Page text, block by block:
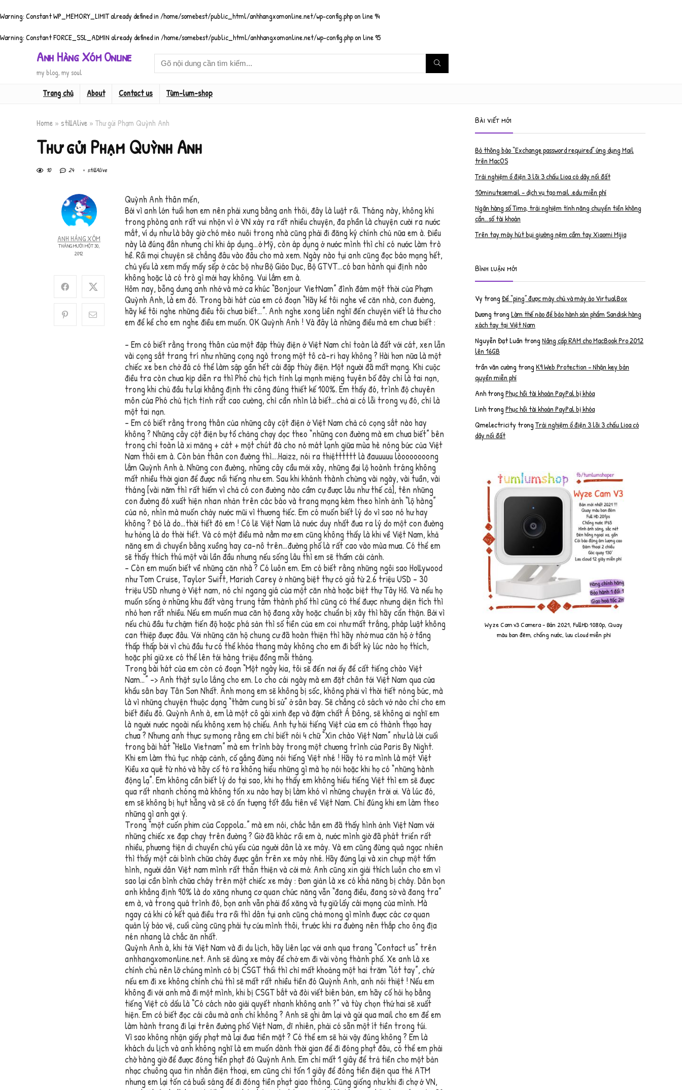
Warning: Constant WP_MEMORY_LIMIT already defined in/home/somebest/public_html/anhhangxomonline.net/wp-config.phpon line94
Warning: Constant FORCE_SSL_ADMIN already defined in/home/somebest/public_html/anhhangxomonline.net/wp-config.phpon line95
Anh Hàng Xóm Online
my blog, my soul
Trang chủ About Contact us Tùm-lum-shop
Home » stillAlive » Thư gửi Phạm Quỳnh Anh
Thư gửi Phạm Quỳnh Anh
10 24 stillAlive
ANH HÀNG XÓM
THÁNG MƯỜI MỘT 30,
2012
Quỳnh Anh thân mến,
Bởi vì anh lớn tuổi hơn em nên phải xưng bằng anh thôi, đây là luật rồi. Tháng này, không khí
trong phòng anh rất vui nhộn vì ở VN xảy ra rất nhiều chuyện, đa phần là chuyện cười ra nước
mắt, ví dụ như là bây giờ chó mèo nuôi trong nhà cũng phải đi đăng ký chính chủ nữa em à. Điều
này là đúng đắn nhưng chỉ khi áp dụng…ở Mỹ, còn áp dụng ở nước mình thì chỉ có nước làm trò
hề. Rồi mọi chuyện sẽ chẳng đâu vào đâu cho mà xem. Ngày nào tụi anh cũng đọc báo mạng hết,
chủ yếu là xem mấy mấy sếp ở các bộ như Bộ Giáo Dục, Bộ GTVT…có ban hành qui định nào
không hoặc là có trò gì mới hay không. Vui lắm em à.
Hôm nay, bỗng dưng anh nhớ và mở ca khúc “Bonjour VietNam” đình đám một thời của Phạm
Quỳnh Anh, là em đó. Trong bài hát của em có đoạn “Hãy kể tôi nghe về căn nhà, con đường,
hãy kể tôi nghe những điều tôi chưa biết…”. Anh nghe xong liền nghĩ đến chuyện viết lá thư cho
em để kể cho em nghe điều em muốn. OK Quỳnh Anh ! Và đây là những điều mà em chưa biết :
– Em có biết rằng trong thân của một đập thủy điện ở Việt Nam chỉ toàn là đất với cát, xen lẫn
vài cọng sắt trang trí như những cọng ngò trong một tô cà-ri hay không ? Hài hơn nữa là một
chiếc xe ben chở đá có thể làm sập gần hết cái đập thủy điện. Một người đã mất mạng. Khi cuộc
điều tra còn chưa kịp diễn ra thì Phó chủ tịch tỉnh lại mạnh miệng tuyên bố đây chỉ là tai nạn,
trong khi chủ đầu tư lại khẳng định thi công đúng thiết kế 100%. Em thấy đó, trình độ chuyên
môn của Phó chủ tịch tỉnh rất cao cường, chỉ cần nhìn là biết…chả ai có lỗi trong vụ đó, chỉ là
một tai nạn.
– Em có biết rằng trong thân của những cây cột điện ở Việt Nam chả có cọng sắt nào hay
không ? Những cây cột điện bự tổ chảng chạy dọc theo “những con đường mà em chưa biết” bên
trong chỉ toàn là xi măng + cát + một chút đá cho nó mát lạnh giữa mùa hè nóng bức của Việt
Nam thôi em à. Còn bản thân con đường thì….Haizz, nói ra thiệtttttt là đauuuuu lòooooooong
lắm Quỳnh Anh à. Những con đường, những cây cầu mới xây, những đại lộ hoành tráng không
mất nhiều thời gian để được nổi tiếng như em. Sau khi khánh thành chừng vài ngày, vài tuần, vài
tháng [vài năm thì rất hiếm vì chả có con đường nào cầm cự được lâu như thế cả], tên những
con đường đó xuất hiện nhan nhản trên các báo và trang mạng kèm theo hình ảnh “lộ hàng”
của nó, nhìn mà muốn chảy nước mũi vì thương tiếc. Em có muốn biết lý do vì sao nó hư hay
không ? Đó là do…thời tiết đó em ! Có lẽ Việt Nam là nước duy nhất đưa ra lý do một con đường
hư hỏng là do thời tiết. Và có một điều mà nằm mơ em cũng không thấy là khi về Việt Nam, khả
năng em di chuyển bằng xuồng hay ca-nô trên…đường phố là rất cao vào mùa mưa. Có thể em
sẽ thấy thích thú một vài lần đầu nhưng nếu sống lâu thì em sẽ thấm cái cảnh.
– Còn em muốn biết về những căn nhà ? Có luôn em. Em có biết rằng những ngôi sao Hollywood
như Tom Cruise, Taylor Swift, Mariah Carey ở những biệt thự có giá từ 2.6 triệu USD – 30
triệu USD nhưng ở Việt nam, nó chỉ ngang giá của một căn nhà hoặc biệt thự Tây Hồ. Và nếu họ
muốn sống ở những khu đất vàng trung tâm thành phố thì cũng có thể được nhưng diện tích thì
nhỏ hơn rất nhiều. Nếu em muốn mua căn hộ đang xây hoặc chuẩn bị xây thì hãy cẩn thận. Bởi vì
nếu chủ đầu tư chậm tiến độ hoặc phá sản thì số tiền của em coi như mất trắng, pháp luật không
can thiệp được đâu. Với những căn hộ chung cư đã hoàn thiện thì hãy nhớ mua căn hộ ở tầng
thấp thấp bởi vì chủ đầu tư có thể khóa thang máy không cho em đi bất kỳ lúc nào họ thích,
hoặc phí giữ xe có thể lên tới hàng triệu đồng mỗi tháng.
Trong bài hát của em còn có đoạn “Một ngày kia, tôi sẽ đến nơi ấy để cất tiếng chào Việt
Nam…” -> Anh thật sự lo lắng cho em. Lo cho cái ngày mà em đặt chân tới Việt Nam qua cửa
khẩu sân bay Tân Sơn Nhất. Anh mong em sẽ không bị sốc, không phải vì thời tiết nóng bức, mà
là vì những chuyện thuộc dạng “thâm cung bí sử” ở sân bay. Sẽ chẳng có sách vở nào chỉ cho em
biết điều đó. Quỳnh Anh à, em là một cô gái xinh đẹp và đậm chất Á Đông, sẽ không ai nghĩ em
là người nước ngoài nếu không xem hộ chiếu. Anh tự hỏi tiếng Việt của em có thành thạo hay
chưa ? Nhưng anh thực sự mong rằng em chỉ biết nói 4 chữ “Xin chào Việt Nam” như là lời cuối
trong bài hát “Hello Vietnam” mà em trình bày trong một chương trình của Paris By Night.
Khi em làm thủ tục nhập cảnh, cố gắng đừng nói tiếng Việt nhé ! Hãy tỏ ra mình là một Việt
Kiều xa quê từ nhỏ và hãy cố tỏ ra không hiểu những gì mà họ nói hoặc khi họ có “những hành
động lạ”. Em không cần biết lý do tại sao, khi họ thấy em không hiểu tiếng Việt thì em sẽ được
qua rất nhanh chóng mà không tốn xu nào hay bị làm khó vì những chuyện trời ơi. Và lúc đó,
em sẽ không bị hụt hẫng và sẽ có ấn tượng tốt đầu tiên về Việt Nam. Chỉ đúng khi em làm theo
những gì anh gợi ý.
Trong “một cuốn phim của Coppola..” mà em nói, chắc hẳn em đã thấy hình ảnh Việt Nam với
những chiếc xe đạp chạy trên đường ? Giờ đã khác rồi em à, nước mình giờ đã phát triển rất
nhiều, phương tiện di chuyển chủ yếu của người dân là xe máy. Và em cũng đừng quá ngạc nhiên
thì thấy một cái bình chữa cháy được gắn trên xe máy nhé. Hãy đứng lại và xin chụp một tấm
hình, người dân Việt nam mình rất thân thiện và cởi mở. Anh cũng xin giải thích luôn cho em vì
sao lại cần bình chữa cháy trên một chiếc xe máy : Đơn giản là xe có khả năng bị cháy. Dân bọn
anh khẳng định 90% là do xăng nhưng cơ quan chức năng vẫn “đang điều, đang sờ và đang tra”
em à, và trong quá trình đó, bọn anh vẫn phải đổ xăng và tự giữ lấy cái mạng của mình. Mà
ngay cả khi có kết quả điều tra rồi thì dân tụi anh cũng chả mong gì mình được các cơ quan
quản lý bảo vệ, cuối cùng cũng phải tự cứu mình thôi, trước khi ra đường nên thắp cho ông địa
nén nhang là chắc ăn nhất.
Quỳnh Anh à, khi tới Việt Nam và đi du lịch, hãy liên lạc với anh qua trang “Contact us” trên
anhhangxomonline.net. Anh sẽ dùng xe máy để chở em đi vài vòng thành phố. Xe anh là xe
chính chủ nên lỡ chúng mình có bị CSGT thổi thì chỉ mất khoảng một hai trăm “lót tay”, chứ
nếu em đi xe không chính chủ thì sẽ mất rất nhiều tiền đó Quỳnh Anh, anh nói thiệt ! Nếu em
không đi với anh mà đi một mình, khi bị CSGT bắt và đòi viết biên bản, em hãy cố hỏi họ bằng
tiếng Việt có dấu là “Có cách nào giải quyết nhanh không anh ?” và tùy chọn thứ hai sẽ xuất
hiện. Em có biết đọc cái câu mà anh chỉ không ? Anh sẽ ghi âm lại và gửi qua mail cho em để em
làm hành trang đi lại trên đường phố Việt Nam, dĩ nhiên, phải có sẵn một ít tiền trong túi.
Vì sao không nhận giấy phạt mà lại đưa tiền mặt ? Có thể em sẽ hỏi vậy đúng không ? Em là
khách du lịch và anh không nghĩ là em muốn dành thời gian để đi đóng phạt đâu, có thể em phải
chờ hàng giờ để được đóng tiền phạt đó Quỳnh Anh. Em chỉ mất 1 giây để trả tiền cho một bản
nhạc chuông qua tin nhắn điện thoại, em cũng chỉ tốn 1 giây để đóng tiền điện qua thẻ ATM
nhưng em lại tốn cả buổi sáng để đi đóng tiền phạt giao thông. Cũng giống như khi đi chợ ở VN,
Bài viết mới
Bỏ thông báo “Exchange password required” ứng dụng Mail
trên MacOS
Trải nghiệm ổ điện 3 lõi 3 chấu Lioa có dây nối đất
10minutesemail – dịch vụ tạo mail .edu miễn phí
Ngân hàng số Timo, trải nghiệm tính năng chuyển tiền không
cần…số tài khoản
Trên tay máy hút bụi giường nệm cầm tay Xiaomi Mijia
Bình luận mới
Vy trongĐể “ping” được máy chủ và máy ảo VirtualBox
Dương trongLàm thế nào để bảo hành sản phẩm Sandisk hàng
xách tay tại Việt Nam
Nguyễn Đạt Luân trongNâng cấp RAM cho MacBook Pro 2012
lên 16GB
trần văn cường trongK9 Web Protection – Nhận key bản
quyền miễn phí
AnhtrongPhục hồi tài khoản PayPal bị khóa
LinhtrongPhục hồi tài khoản PayPal bị khóa
Qmelectricity trongTrải nghiệm ổ điện 3 lõi 3 chấu Lioa có
dây nối đất
Wyze Cam v3 Camera - Bản 2021, FullHD 1080p, Quay
màu ban đêm, chống nước, lưu cloud miễn phí